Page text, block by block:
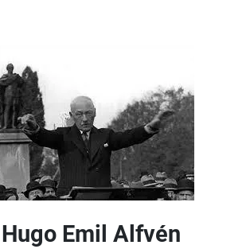
Hugo Emil Alfvén